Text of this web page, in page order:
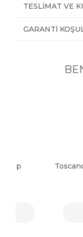
TESLIMAT VE
GARANTI